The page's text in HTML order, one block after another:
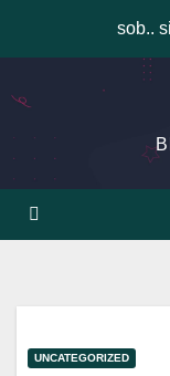
sob..
UNCATEGORIZED